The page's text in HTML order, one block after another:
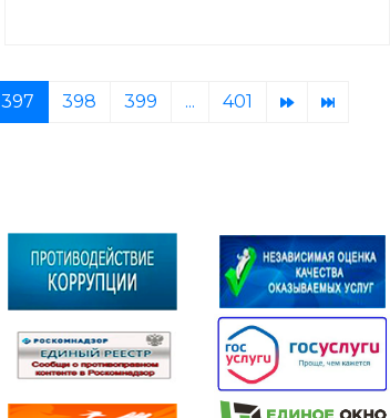
397 398 399 ... 401